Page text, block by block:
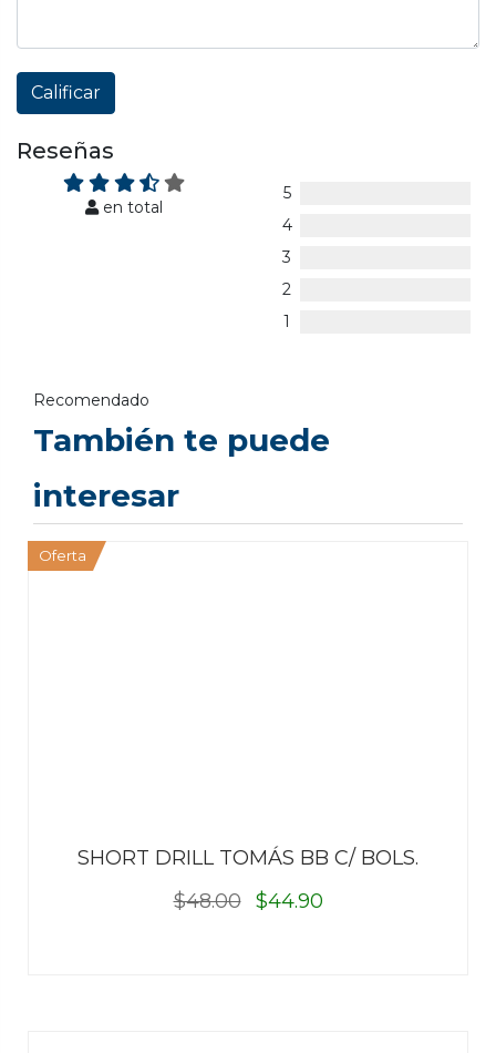
Calificar
Reseñas
en total
5
4
3
2
1
Recomendado
También te puede
interesar
Oferta
SHORT DRILL TOMÁS BB C/ BOLS.
$48.00
$44.90